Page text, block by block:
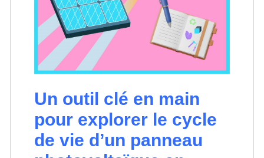
Un outil clé en main
pour explorer le cycle
de vie d’un panneau